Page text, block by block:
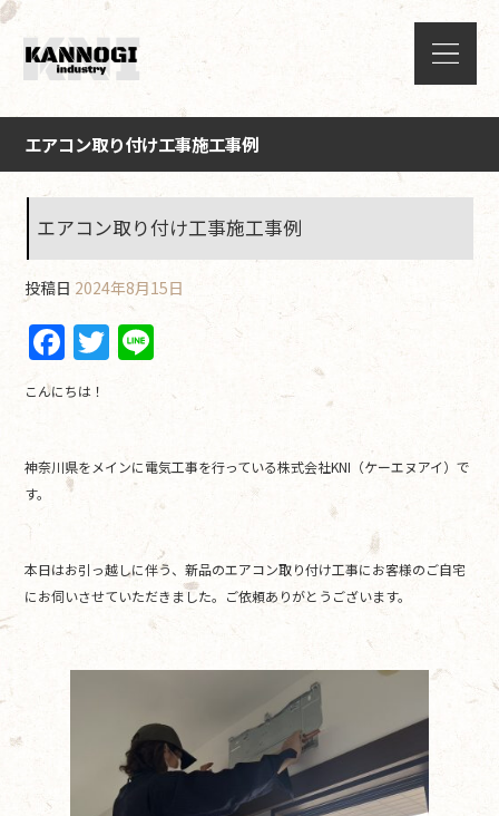
エアコン取り付け工事施工事例
エアコン取り付け工事施工事例
投稿日 2024年8月15日
F
a
c
e
b
o
k
T
w
er
e
こんにちは！
神奈川県をメインに電気工事を行っている株式会社KNI（ケーエヌアイ）で
す。
本日はお引っ越しに伴う、新品のエアコン取り付け工事にお客様のご自宅
にお伺いさせていただきました。ご依頼ありがとうございます。